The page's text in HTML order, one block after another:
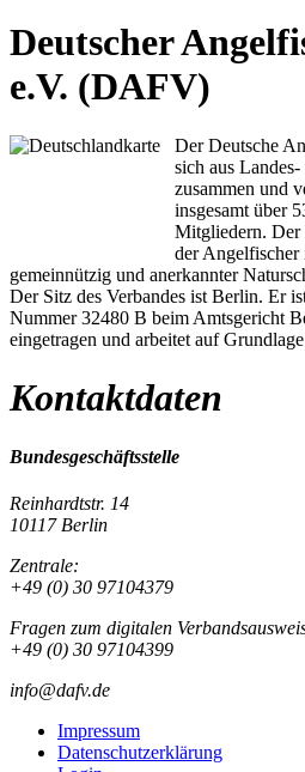
Deutscher
e.V. (DAFV)
Der Deutsche
sich aus
zusammen und
insgesamt über
Mitgliedern.
der Angelfischer
gemeinnützig und anerkannter
Der Sitz des Verbandes ist Berlin. Er
Nummer 32480 B beim Amtsgericht
eingetragen und arbeitet auf
Kontaktdaten
Bundesgeschäftsstelle
Reinhardtstr. 14
10117 Berlin
Zentrale:
+49 (0) 30 97104379
Fragen zum digitalen
+49 (0) 30 97104399
info@dafv.de
Impressum
Datenschutzerklärung